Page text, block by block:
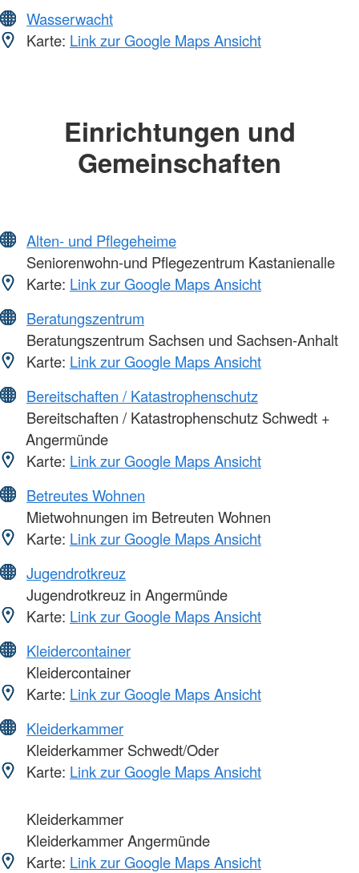
Wasserwacht
Karte: Link zur Google Maps Ansicht
Einrichtungen und
Gemeinschaften
Alten- und Pflegeheime
Seniorenwohn-und Pflegezentrum Kastanienalle
Karte: Link zur Google Maps Ansicht
Beratungszentrum
Beratungszentrum Sachsen und Sachsen-Anhalt
Karte: Link zur Google Maps Ansicht
Bereitschaften / Katastrophenschutz
Bereitschaften / Katastrophenschutz Schwedt +
Angermünde
Karte: Link zur Google Maps Ansicht
Betreutes Wohnen
Mietwohnungen im Betreuten Wohnen
Karte: Link zur Google Maps Ansicht
Jugendrotkreuz
Jugendrotkreuz in Angermünde
Karte: Link zur Google Maps Ansicht
Kleidercontainer
Kleidercontainer
Karte: Link zur Google Maps Ansicht
Kleiderkammer
Kleiderkammer Schwedt/Oder
Karte: Link zur Google Maps Ansicht
Kleiderkammer
Kleiderkammer Angermünde
Karte: Link zur Google Maps Ansicht